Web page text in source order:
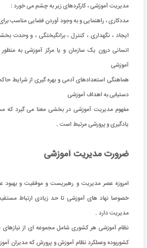
مدیریت آموزشی ، کارکردهای زیر به چشم می خورد :
مددکاری ، راهنمایی و به وجود آوردن فضایی مناسب
ایجاد ، نگهداری ، کنترل ، برانگیختگی ، و وحدت
انسانی درون یک سازمان و یا مرکز آموزشی به
آموزشی
هماهنگی استعدادهای آدمی و بهره گیری از شرایط
دستیابی به اهداف آموزشی
مفهوم مدیریت آموزشی در بخشی معنا می گیرد که
یادگیری و پرورشی مرتبط است .
ضرورت مدیریت آموزشی
امروزه عصر مدیریت و رهبریست و موفقیت و بهبود
خصوصا نهاد های آموزشی تا حد زیادی ارتباط
مدیریت دارد .
نظام آموزشی هر کشوری شامل مجموعه ای از
کشوربوده وعملکرد نظام آموزش و پرورش که مدیران